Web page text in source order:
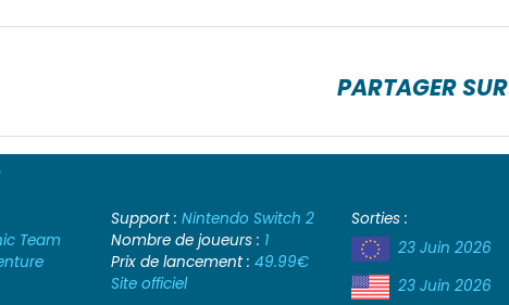
PARTAGER SUR
Team
Support : Nintendo Switch 2
Nombre de joueurs : 1
Prix de lancement : 49.99€
Site officiel
Sorties :
23 Juin 2026
23 Juin 2026